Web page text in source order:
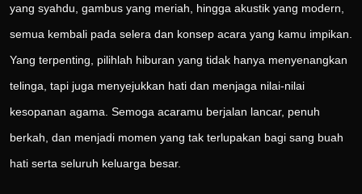
yang syahdu, gambus yang meriah, hingga akustik yang modern,
semua kembali pada selera dan konsep acara yang kamu impikan.
Yang terpenting, pilihlah hiburan yang tidak hanya menyenangkan
telinga, tapi juga menyejukkan hati dan menjaga nilai-nilai
kesopanan agama. Semoga acaramu berjalan lancar, penuh
berkah, dan menjadi momen yang tak terlupakan bagi sang buah
hati serta seluruh keluarga besar.